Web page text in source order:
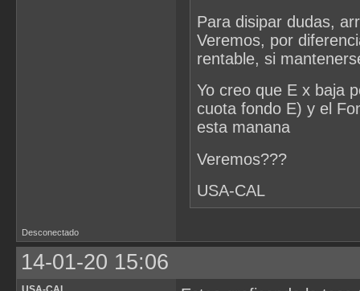
Para disipar dudas,
Veremos, por
rentable, si
Yo creo que E x baja
cuota fondo E) y el
esta manana
Veremos???
USA-CAL
Desconectado
14-01-20 15:06